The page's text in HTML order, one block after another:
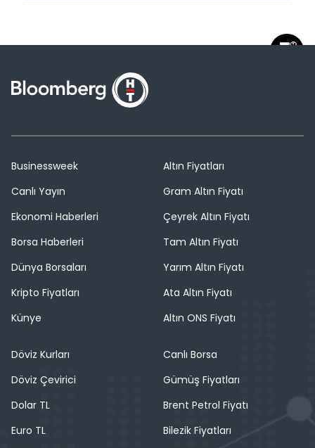
Businessweek
Canlı Yayın
Ekonomi Haberleri
Borsa Haberleri
Dünya Borsaları
Kripto Fiyatları
Künye
Altın Fiyatları
Gram Altın Fiyatı
Çeyrek Altın Fiyatı
Tam Altın Fiyatı
Yarım Altın Fiyatı
Ata Altın Fiyatı
Altın ONS Fiyatı
Döviz Kurları
Döviz Çevirici
Dolar TL
Euro TL
Canlı Borsa
Gümüş Fiyatları
Brent Petrol Fiyatı
Bilezik Fiyatları